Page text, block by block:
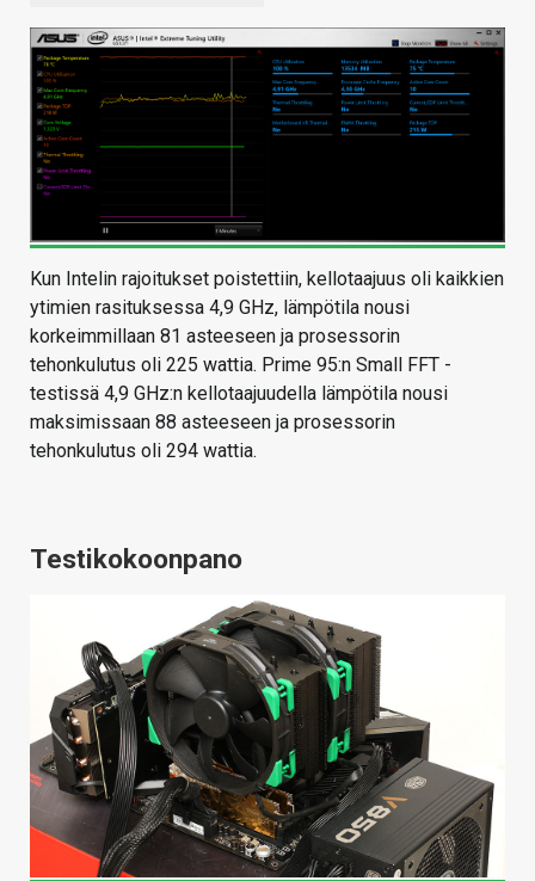
Kun Intelin rajoitukset poistettiin, kellotaajuus oli kaikkien
ytimien rasituksessa 4,9 GHz, lämpötila nousi
korkeimmillaan 81 asteeseen ja prosessorin
tehonkulutus oli 225 wattia. Prime 95:n Small FFT -
testissä 4,9 GHz:n kellotaajuudella lämpötila nousi
maksimissaan 88 asteeseen ja prosessorin
tehonkulutus oli 294 wattia.
Testikokoonpano